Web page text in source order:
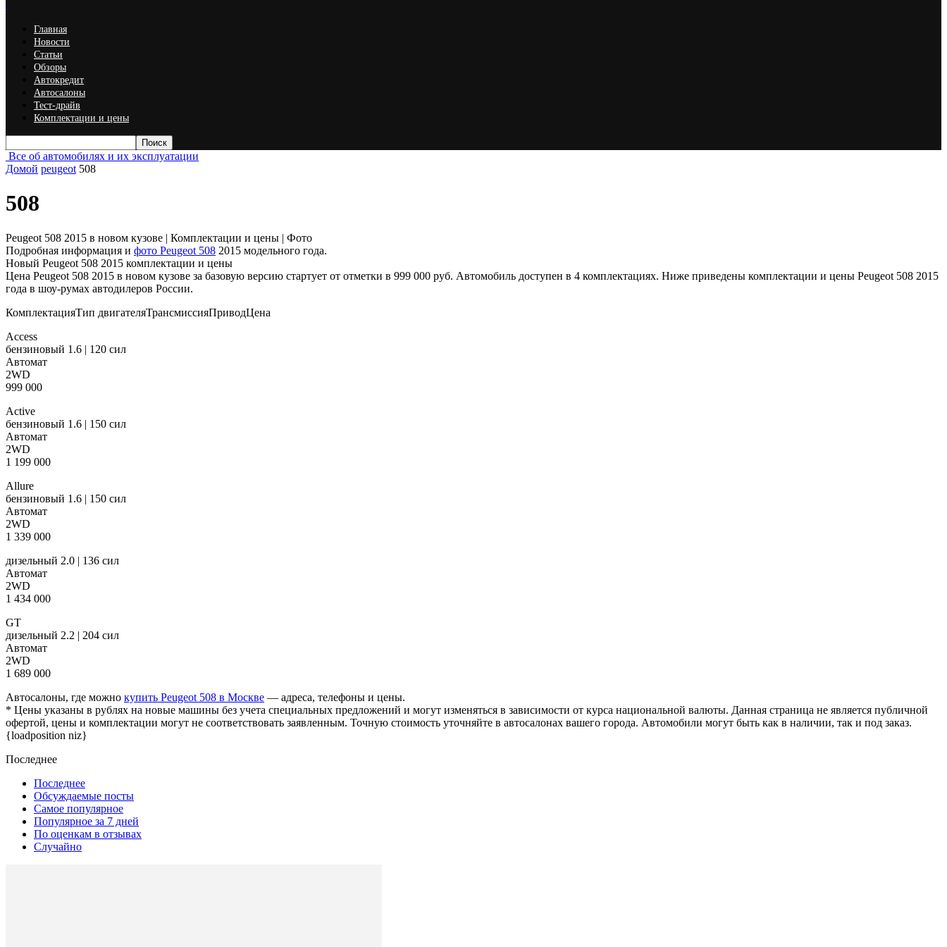
Главная
Новости
Статьи
Обзоры
Автокредит
Автосалоны
Тест-драйв
Комплектации и цены
Все об автомобилях и их эксплуатации
Домой peugeot 508
508
Peugeot 508 2015 в новом кузове | Комплектации и цены | Фото
Подробная информация и фото Peugeot 508 2015 модельного года.
Новый Peugeot 508 2015 комплектации и цены
Цена Peugeot 508 2015 в новом кузове за базовую версию стартует от отметки в 999 000 руб. Автомобиль доступен в 4 комплектациях. Ниже приведены комплектации и цены Peugeot 508 2015
года в шоу-румах автодилеров России.
КомплектацияТип двигателяТрансмиссияПриводЦена
Access
бензиновый 1.6 | 120 сил
Автомат
2WD
999 000
Active
бензиновый 1.6 | 150 сил
Автомат
2WD
1 199 000
Allure
бензиновый 1.6 | 150 сил
Автомат
2WD
1 339 000
дизельный 2.0 | 136 сил
Автомат
2WD
1 434 000
GT
дизельный 2.2 | 204 сил
Автомат
2WD
1 689 000
Автосалоны, где можно купить Peugeot 508 в Москве — адреса, телефоны и цены.
* Цены указаны в рублях на новые машины без учета специальных предложений и могут изменяться в зависимости от курса национальной валюты. Данная страница не является публичной
офертой, цены и комплектации могут не соответствовать заявленным. Точную стоимость уточняйте в автосалонах вашего города. Автомобили могут быть как в наличии, так и под заказ.
{loadposition niz}
Последнее
Последнее
Обсуждаемые посты
Самое популярное
Популярное за 7 дней
По оценкам в отзывах
Случайно